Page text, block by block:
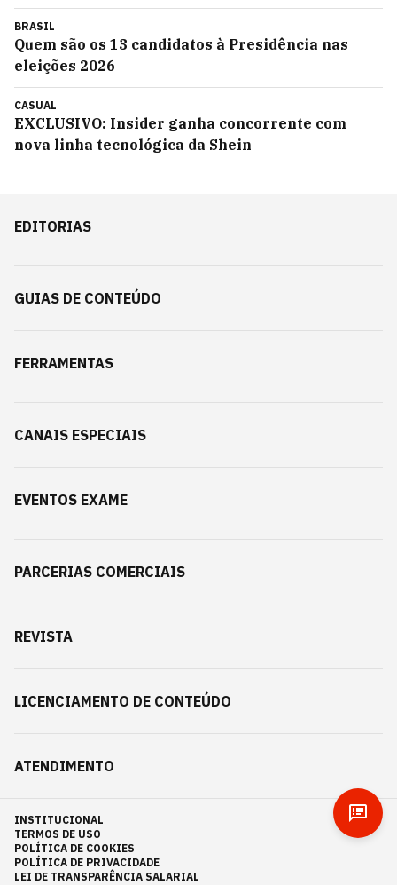
BRASIL
Quem são os 13 candidatos à Presidência nas
eleições 2026
CASUAL
EXCLUSIVO: Insider ganha concorrente com
nova linha tecnológica da Shein
EDITORIAS
GUIAS DE CONTEÚDO
FERRAMENTAS
CANAIS ESPECIAIS
EVENTOS EXAME
PARCERIAS COMERCIAIS
REVISTA
LICENCIAMENTO DE CONTEÚDO
ATENDIMENTO
INSTITUCIONAL
TERMOS DE USO
POLÍTICA DE COOKIES
POLÍTICA DE PRIVACIDADE
LEI DE TRANSPARÊNCIA SALARIAL